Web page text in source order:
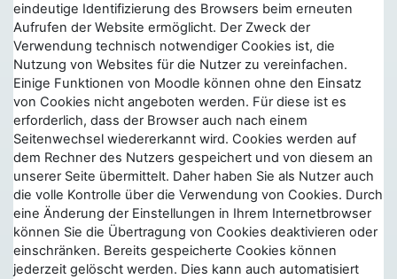
eindeutige Identifizierung des Browsers beim erneuten
Aufrufen der Website ermöglicht. Der Zweck der
Verwendung technisch notwendiger Cookies ist, die
Nutzung von Websites für die Nutzer zu vereinfachen.
Einige Funktionen von Moodle können ohne den Einsatz
von Cookies nicht angeboten werden. Für diese ist es
erforderlich, dass der Browser auch nach einem
Seitenwechsel wiedererkannt wird. Cookies werden auf
dem Rechner des Nutzers gespeichert und von diesem an
unserer Seite übermittelt. Daher haben Sie als Nutzer auch
die volle Kontrolle über die Verwendung von Cookies. Durch
eine Änderung der Einstellungen in Ihrem Internetbrowser
können Sie die Übertragung von Cookies deaktivieren oder
einschränken. Bereits gespeicherte Cookies können
jederzeit gelöscht werden. Dies kann auch automatisiert